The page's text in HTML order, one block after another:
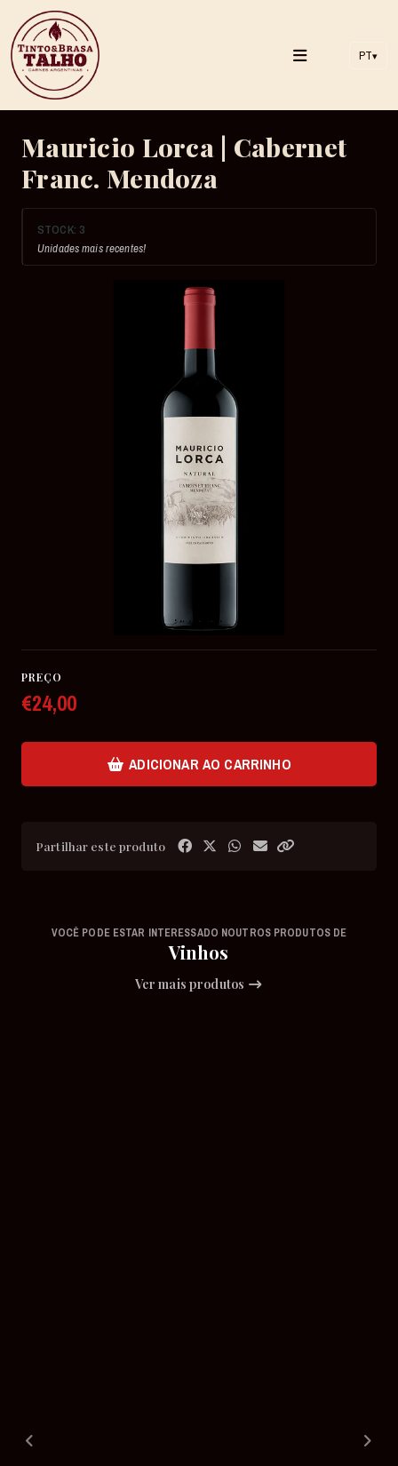
PT▾
Mauricio Lorca | Cabernet
Franc. Mendoza
STOCK: 3
Unidades mais recentes!
PREÇO
€24,00
ADICIONAR AO CARRINHO
Partilhar este produto
VOCÊ PODE ESTAR INTERESSADO NOUTROS PRODUTOS DE
Vinhos
Ver mais produtos